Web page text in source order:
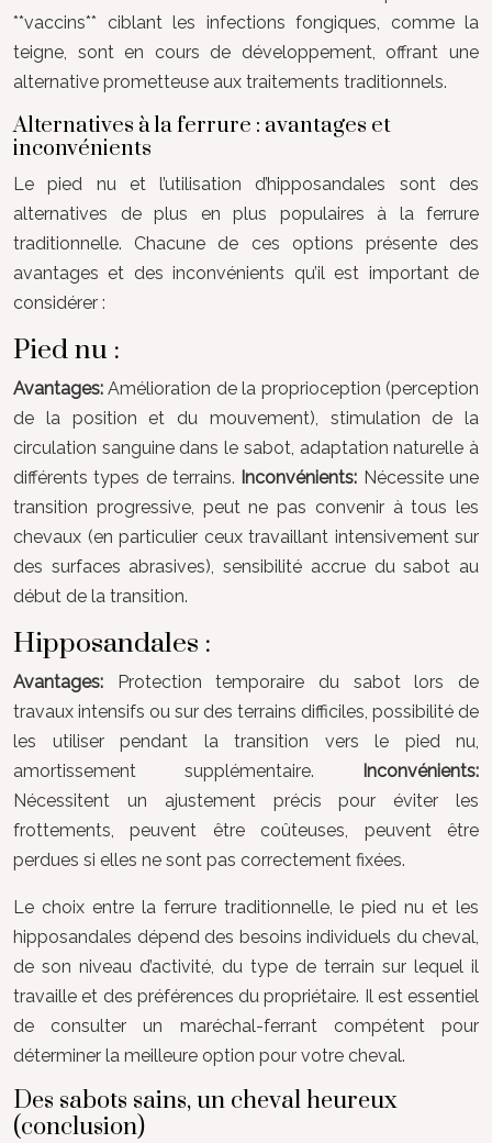
**vaccins** ciblant les infections fongiques, comme la
teigne, sont en cours de développement, offrant une
alternative prometteuse aux traitements traditionnels.
Alternatives à la ferrure : avantages et
inconvénients
Le pied nu et l’utilisation d’hipposandales sont des
alternatives de plus en plus populaires à la ferrure
traditionnelle. Chacune de ces options présente des
avantages et des inconvénients qu’il est important de
considérer :
Pied nu :
Avantages:Amélioration de la proprioception (perception
de la position et du mouvement), stimulation de la
circulation sanguine dans le sabot, adaptation naturelle à
différents types de terrains. Inconvénients: Nécessite une
transition progressive, peut ne pas convenir à tous les
chevaux (en particulier ceux travaillant intensivement sur
des surfaces abrasives), sensibilité accrue du sabot au
début de la transition.
Hipposandales :
Avantages: Protection temporaire du sabot lors de
travaux intensifs ou sur des terrains difficiles, possibilité de
les utiliser pendant la transition vers le pied nu,
amortissement supplémentaire.
Inconvénients:
Nécessitent un ajustement précis pour éviter les
frottements, peuvent être coûteuses, peuvent être
perdues si elles ne sont pas correctement fixées.
Le choix entre la ferrure traditionnelle, le pied nu et les
hipposandales dépend des besoins individuels du cheval,
de son niveau d’activité, du type de terrain sur lequel il
travaille et des préférences du propriétaire. Il est essentiel
de consulter un maréchal-ferrant compétent pour
déterminer la meilleure option pour votre cheval.
Des sabots sains, un cheval heureux
(conclusion)